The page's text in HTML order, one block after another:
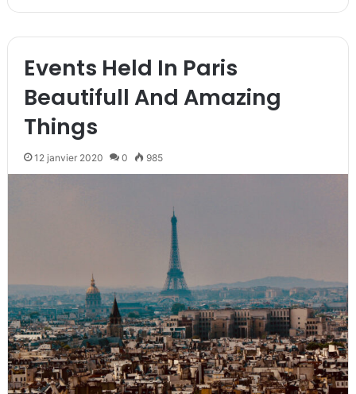
Events Held In Paris
Beautifull And Amazing
Things
12 janvier 2020 0 985